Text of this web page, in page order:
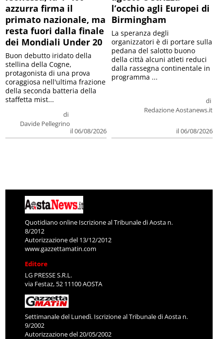
azzurra firma il
primato nazionale, ma
resta fuori dalla finale
dei Mondiali Under 20
di
Davide Pellegrino
il 06/08/2026
Buon debutto iridato della
stellina della Cogne,
protagonista di una prova
coraggiosa nell'ultima frazione
della seconda batteria della
staffetta mist...
l’occhio agli Europei di
Birmingham
di
Redazione Aostanews.it
il 06/08/2026
La speranza degli
organizzatori è di portare sulla
pedana del salotto buono
della città alcuni atleti reduci
dalla rassegna continentale in
programma ...
Quotidiano online Iscrizione al Tribunale di Aosta n.
8/2012
Autorizzazione del 13/12/2012
www.gazzettamatin.com
Editore
LG PRESSE S.R.L.
via Festaz, 52 11100 AOSTA
Settimanale del Lunedì. Iscrizione al Tribunale di Aosta n.
9/2002
Autorizzazione del 20/05/2002